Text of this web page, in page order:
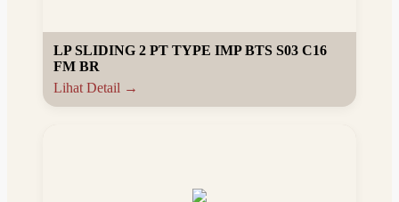
LP SLIDING 2 PT TYPE IMP BTS S03 C16
FM BR
Lihat Detail →